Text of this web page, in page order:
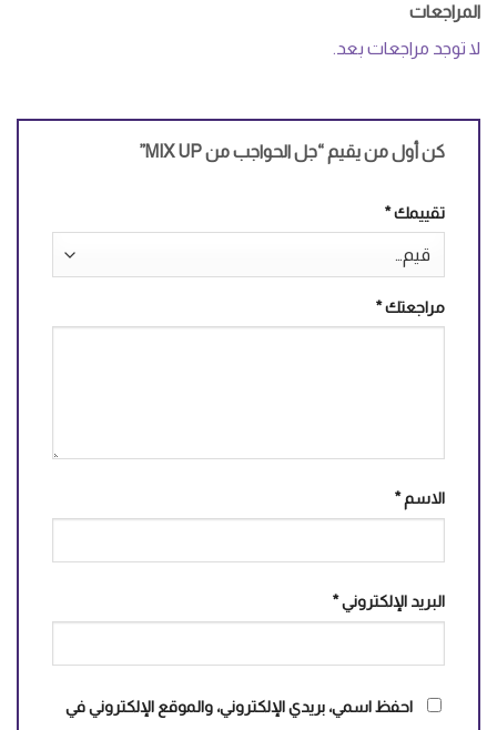
المراجعات
لا توجد مراجعات بعد.
كن أول من يقيم “جل الحواجب من MIX UP”
تقييمك*
مراجعتك*
الاسم*
البريد الإلكتروني*
احفظ اسمي، بريدي الإلكتروني، والموقع الإلكتروني في